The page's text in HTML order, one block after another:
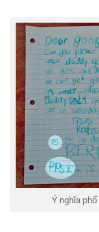
Ý nghĩa